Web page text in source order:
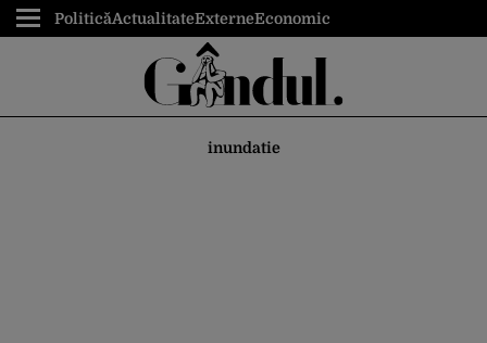
PoliticăActualitateExterneEconomic
inundatie